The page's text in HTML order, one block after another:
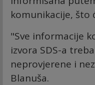
komunikacije, što
"Sve informacije
izvora SDS-a
neprovjerene i
Blanuša.